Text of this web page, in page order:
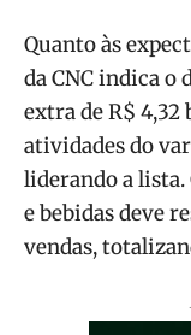
Quanto às
da CNC indica
extra de R$
atividades do
liderando a
e bebidas deve
vendas,